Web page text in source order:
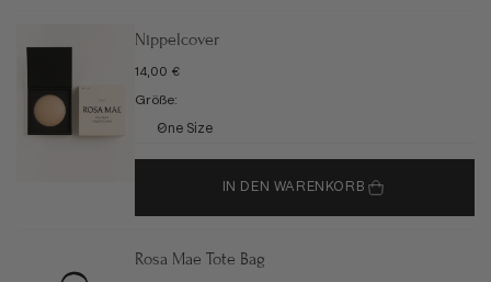
Nippelcover
ANGEBOT
14,00 €
Größe:
One Size
IN DEN WARENKORB
Rosa Mae Tote Bag